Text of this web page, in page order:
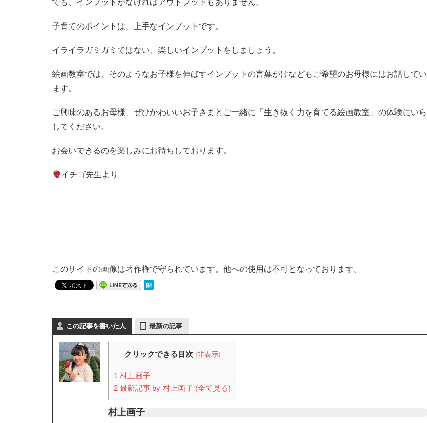
でも、インプットがなければアウトプットもありません。
子育てのポイントは、上手なインプットです。
イライラガミガミではない、楽しいインプットをしましょう。
絵画教室では、そのようなお子様を伸ばすインプットの言葉がけなどもご希望のお母様にはお話してい
ます。
ご興味のあるお母様、ぜひかわいいお子さまとご一緒に「生き抜く力を育てる絵画教室」の体験にいら
してください。
お会いできるのを楽しみにお待ちしております。
イチゴ先生より
このサイトの画像は著作権で守られています。他への使用は不可となっております。
この記事を書いた人 最新の記事
クリックできる目次 [非表示]
1 村上画子
2 最新記事 by 村上画子 (全て見る)
村上画子